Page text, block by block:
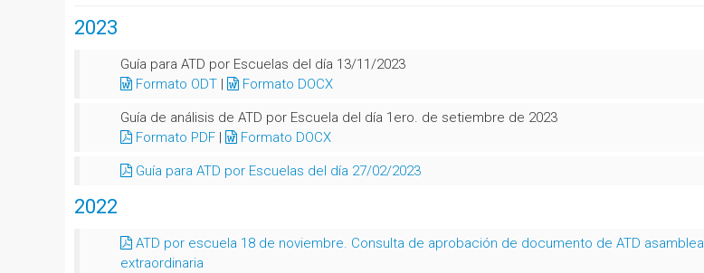
2023
Guía para ATD por Escuelas del día 13/11/2023
Formato ODT | Formato DOCX
Guía de análisis de ATD por Escuela del día 1ero. de setiembre de 2023
Formato PDF | Formato DOCX
Guía para ATD por Escuelas del día 27/02/2023
2022
ATD por escuela 18 de noviembre. Consulta de aprobación de documento de ATD asamblea
extraordinaria